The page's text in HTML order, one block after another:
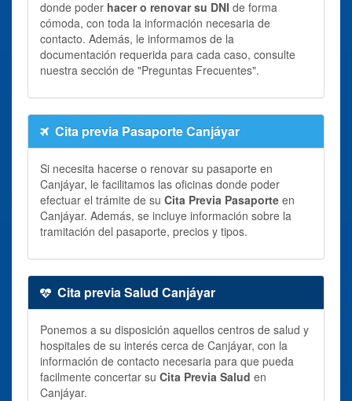
donde poder hacer o renovar su DNI de forma
cómoda, con toda la información necesaria de
contacto. Además, le informamos de la
documentación requerida para cada caso, consulte
nuestra sección de "Preguntas Frecuentes".
Cita previa Pasaporte Canjáyar
Si necesita hacerse o renovar su pasaporte en
Canjáyar, le facilitamos las oficinas donde poder
efectuar el trámite de su Cita Previa Pasaporte en
Canjáyar. Además, se incluye información sobre la
tramitación del pasaporte, precios y tipos.
Cita previa Salud Canjáyar
Ponemos a su disposición aquellos centros de salud y
hospitales de su interés cerca de Canjáyar, con la
información de contacto necesaria para que pueda
facilmente concertar su Cita Previa Salud en
Canjáyar.